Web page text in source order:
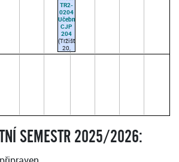
(vchod
Rektorátu
AMU,
Malostranské
nám.
12))
TR2-
0204
Učebna
CJP
204
(Tržiště
20,
Praha
X.
15:00–
SEMESTR 2025/2026: